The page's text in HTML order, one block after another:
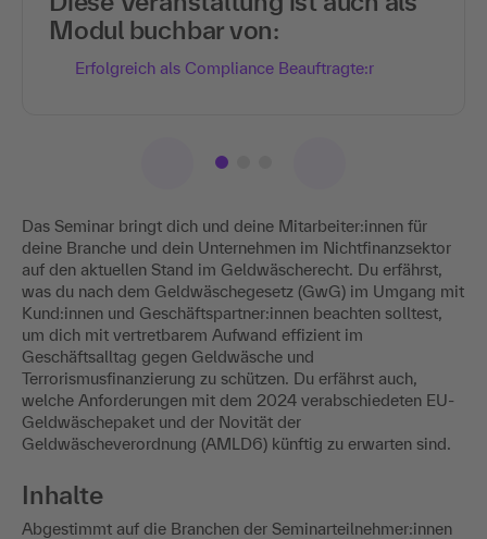
Das Seminar bringt dich und deine Mitarbeiter:innen für
deine Branche und dein Unternehmen im Nichtfinanzsektor
auf den aktuellen Stand im Geldwäscherecht. Du erfährst,
was du nach dem Geldwäschegesetz (GwG) im Umgang mit
Kund:innen und Geschäftspartner:innen beachten solltest,
um dich mit vertretbarem Aufwand effizient im
Geschäftsalltag gegen Geldwäsche und
Terrorismusfinanzierung zu schützen. Du erfährst auch,
welche Anforderungen mit dem 2024 verabschiedeten EU-
Geldwäschepaket und der Novität der
Geldwäscheverordnung (AMLD6) künftig zu erwarten sind.
Inhalte
Abgestimmt auf die Branchen der Seminarteilnehmer:innen
Modul buchbar von:
Erfolgreich als Compliance Beauftragte:r